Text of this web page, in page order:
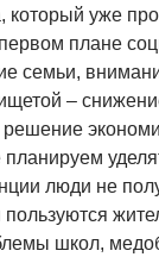
который уже
плане
семьи,
–
люди не
школ,